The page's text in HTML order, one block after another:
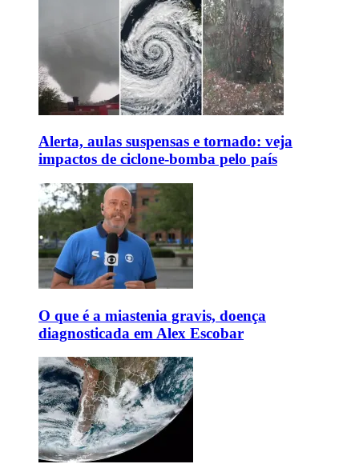
Alerta, aulas suspensas e tornado: veja
impactos de ciclone-bomba pelo país
O que é a miastenia gravis, doença
diagnosticada em Alex Escobar